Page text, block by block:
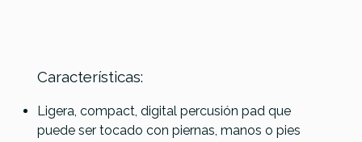
Características:
Ligera, compact, digital percusión pad que
puede ser tocado con piernas, manos o pies